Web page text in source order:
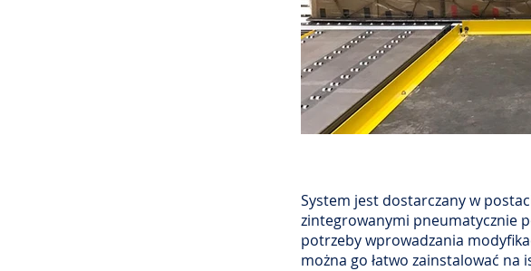
System jest dostarczany w
zintegrowanymi pneumatycznie
potrzeby wprowadzania
można go łatwo zainstalować na